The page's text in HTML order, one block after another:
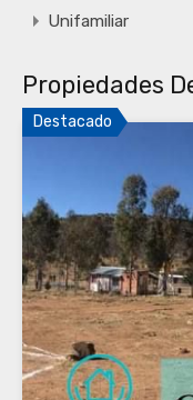
Unifamiliar
Propiedades
Destacado